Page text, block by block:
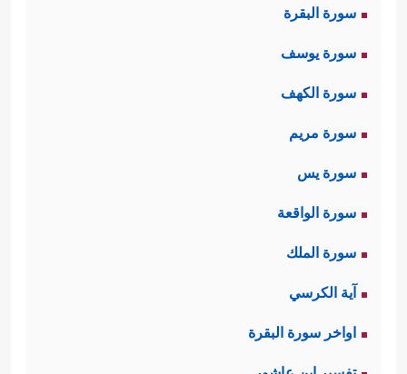
سورة البقرة
سورة يوسف
سورة الكهف
سورة مريم
سورة يس
سورة الواقعة
سورة الملك
آية الكرسي
اواخر سورة البقرة